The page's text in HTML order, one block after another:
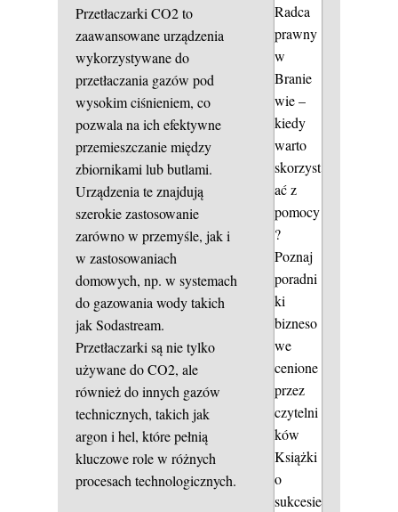
Przetłaczarki CO2 to
zaawansowane urządzenia
wykorzystywane do
przetłaczania gazów pod
wysokim ciśnieniem, co
pozwala na ich efektywne
przemieszczanie między
zbiornikami lub butlami.
Urządzenia te znajdują
szerokie zastosowanie
zarówno w przemyśle, jak i
w zastosowaniach
domowych, np. w systemach
do gazowania wody takich
jak Sodastream.
Przetłaczarki są nie tylko
używane do CO2, ale
również do innych gazów
technicznych, takich jak
argon i hel, które pełnią
kluczowe role w różnych
procesach technologicznych.
Radca
prawny
w
Branie
wie –
kiedy
warto
skorzyst
ać z
pomocy
?
Poznaj
poradni
ki
bizneso
we
cenione
przez
czytelni
ków
Książki
o
sukcesie